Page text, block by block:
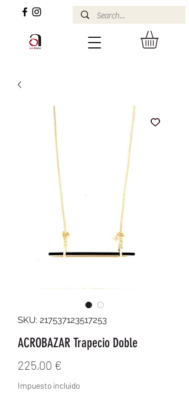
SKU: 217537123517253
ACROBAZAR Trapecio Doble
225,00 €
Impuesto incluido